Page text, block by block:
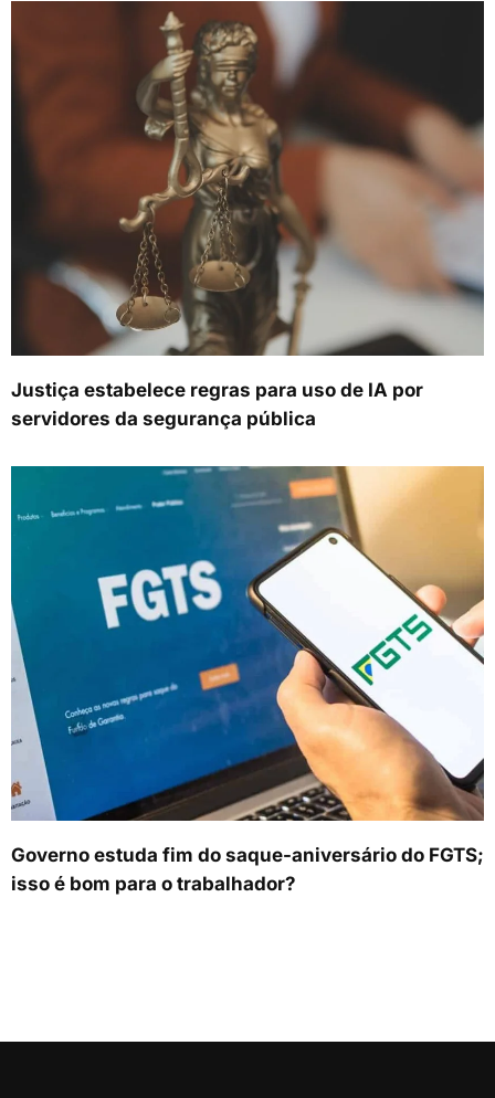
Justiça estabelece regras para uso de IA por
servidores da segurança pública
Governo estuda fim do saque-aniversário do FGTS;
isso é bom para o trabalhador?